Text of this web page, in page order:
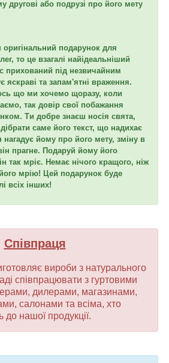
другові або подрузі про його мету
подарунок для
то це взагалі найідеальніший
прихований під незвичайним
яскраві та запам'ятні враження.
що ми хочемо щоразу, коли
так довір свої побажання
Ти добре знаєш носія свята,
саме його текст, що надихає
нагадує йому про його мету, зміну в
прагне. Подаруй йому його
так мріє. Немає нічого кращого, ніж
мрію! Цей подарунок буде
всіх інших!
Співпраця
вироби з натурального
співпрацювати з гуртовими
дилерами, магазинами,
салонами та всіма, хто
до нашої продукції.